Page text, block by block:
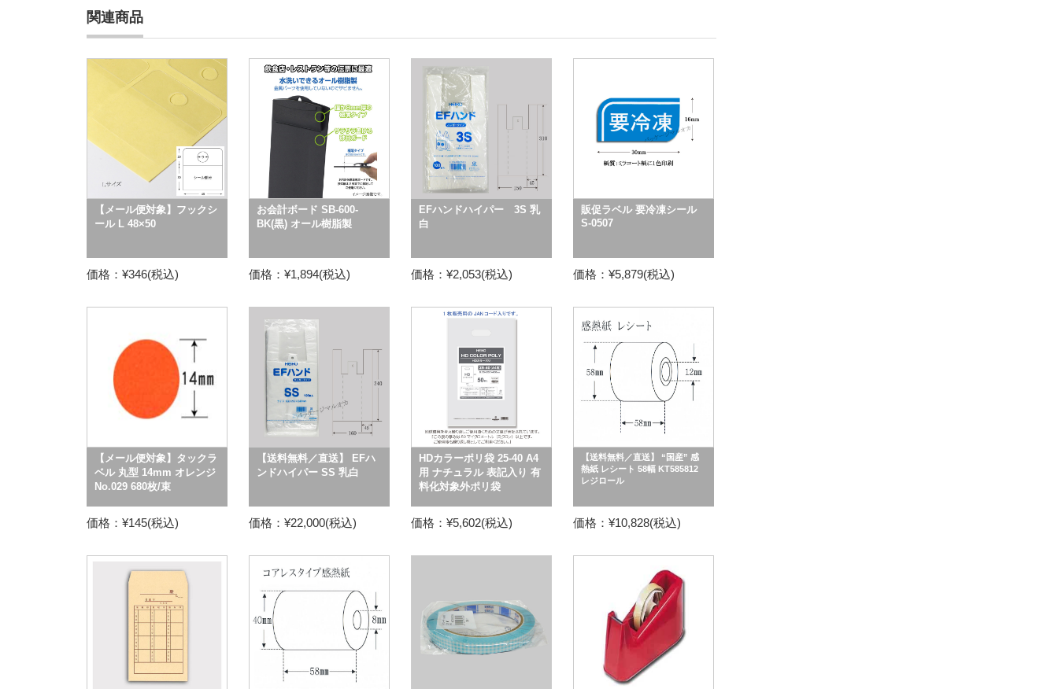
関連商品
【メール便対象】フックシ
ール L 48×50
価格：¥346(税込)
お会計ボード SB-600-
BK(黒) オール樹脂製
価格：¥1,894(税込)
EFハンドハイパー 3S 乳
白
価格：¥2,053(税込)
販促ラベル 要冷凍シール
S-0507
価格：¥5,879(税込)
【メール便対象】タックラ
ベル 丸型 14mm オレンジ
No.029 680枚/束
価格：¥145(税込)
【送料無料／直送】 EFハ
ンドハイパー SS 乳白
価格：¥22,000(税込)
HDカラーポリ袋 25-40 A4
用 ナチュラル 表記入り 有
料化対象外ポリ袋
価格：¥5,602(税込)
【送料無料／直送】 “国産” 感
熱紙 レシート 58幅 KT585812
レジロール
価格：¥10,828(税込)